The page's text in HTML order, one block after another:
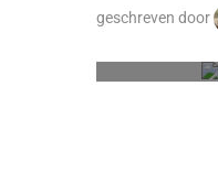
geschreven door